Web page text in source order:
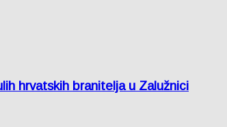
hrvatskih branitelja u Zalužnici